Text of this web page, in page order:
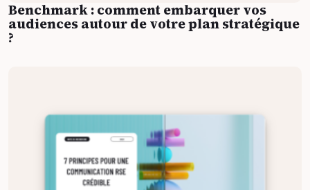
Benchmark : comment embarquer vos
audiences autour de votre plan stratégique
?